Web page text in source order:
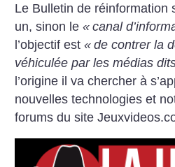
Le Bulletin de réinformation
un, sinon le« canal
l’objectif est « de contrer la
véhiculée par les médias
l’origine il va chercher à
nouvelles technologies et
forums du site